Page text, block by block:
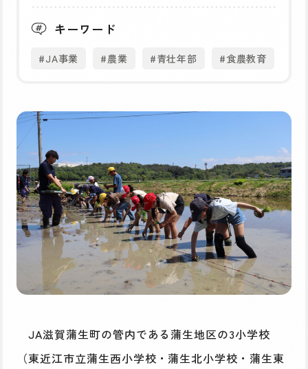
キーワード
#JA事業 #農業 #青壮年部 #食農教育
JA滋賀蒲生町の管内である蒲生地区の3小学校
（東近江市立蒲生西小学校・蒲生北小学校・蒲生東